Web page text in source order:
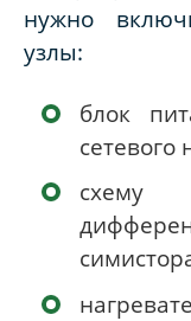
нужно
узлы:
блок
схему